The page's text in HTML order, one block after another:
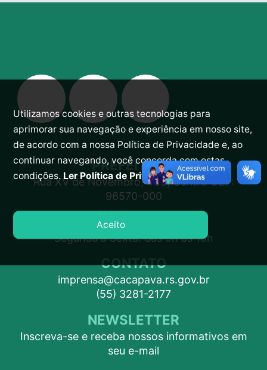
PREFEITURA
Rua XV de Novembro, 438, Centro CEP:
96570-000
ATENDIMENTO
Segunda a Sexta: das 9h às 15h
CONTATO
imprensa@cacapava.rs.gov.br
(55) 3281-2177
NEWSLETTER
Inscreva-se e receba nossos informativos em
seu e-mail
Utilizamos cookies e outras tecnologias para
aprimorar sua navegação e experiência em nosso site,
de acordo com a nossa Política de Privacidade e, ao
continuar navegando, você concorda com estas
condições.Ler Política de Privacidade.
Aceito